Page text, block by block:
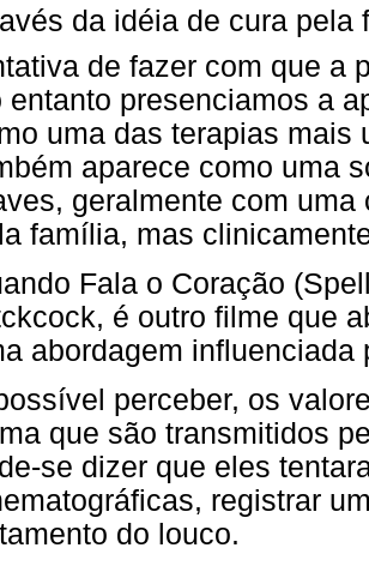
da idéia de cura
de fazer com que a
entanto presenciamos a
uma das terapias mais
aparece como uma
geralmente com
família, mas
Fala o Coração
é outro filme que
abordagem influenciada
perceber, os
que são transmitidos
se dizer que eles
registrar
do louco.